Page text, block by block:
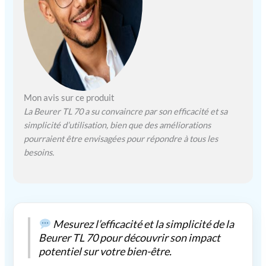
en cinq étapes (de 15 à
120 minutes). Une fois
le temps écoulé, la
lampe s'éteint
automatiquement.
niveaux de luminosité
Grâce à la technologie
LED à économie
d'énergie, le dispositif
scintillement et d'UV
Avec une zone
d'éclairage d'environ
33 cm de diamètre et
Mon avis sur ce produit
La Beurer TL 70 a su convaincre par son efficacité et sa
simplicité d’utilisation, bien que des améliorations
pourraient être envisagées pour répondre à tous les
besoins.
Mesurez l’efficacité et la simplicité de la
Beurer TL 70 pour découvrir son impact
potentiel sur votre bien-être.